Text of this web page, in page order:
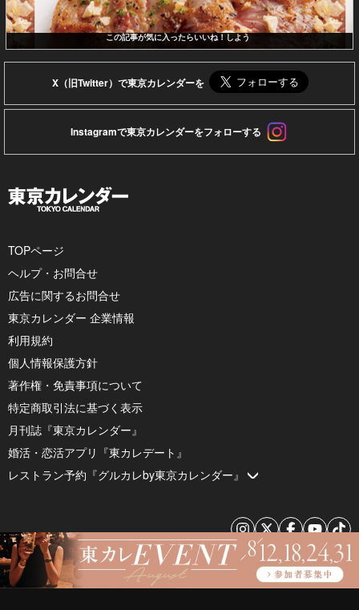
この記事が気に入ったらいいね！しよう
X（旧Twitter）で東京カレンダーを
Instagramで東京カレンダーをフォローする
TOPページ
ヘルプ・お問合せ
広告に関するお問合せ
東京カレンダー 企業情報
利用規約
個人情報保護方針
著作権・免責事項について
特定商取引法に基づく表示
月刊誌『東京カレンダー』
婚活・恋活アプリ『東カレデート』
レストラン予約『グルカレby東京カレンダー』
© 2026 by Tokyo Calendar, Inc.